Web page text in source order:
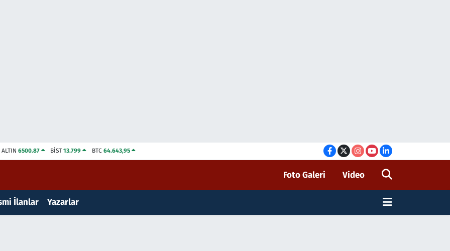
ALTIN 6500.87 BİST13.799 BTC 64.643,95
Foto Galeri Video
İlanlar Yazarlar